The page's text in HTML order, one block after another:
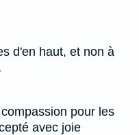
d'en haut, et non à
pour les
avec joie